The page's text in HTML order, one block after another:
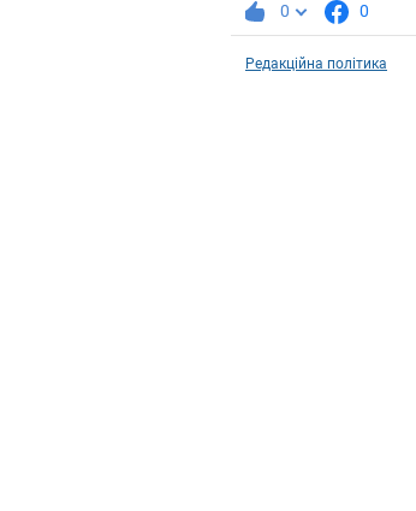
0 0
Редакційна політика